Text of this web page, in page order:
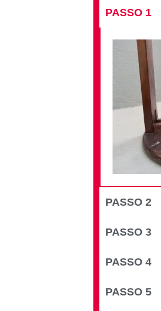
PASSO 1
PASSO 2
PASSO 3
PASSO 4
PASSO 5